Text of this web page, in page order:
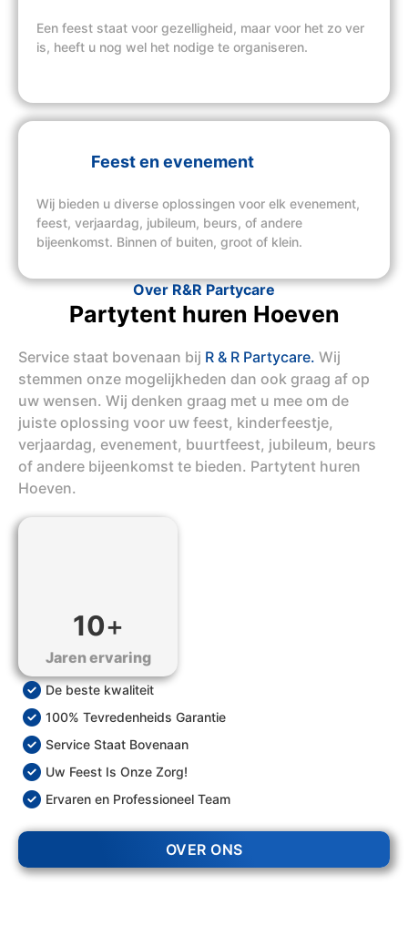
Een feest staat voor gezelligheid, maar voor het zo ver
is, heeft u nog wel het nodige te organiseren.
Feest en evenement
Wij bieden u diverse oplossingen voor elk evenement,
feest, verjaardag, jubileum, beurs, of andere
bijeenkomst. Binnen of buiten, groot of klein.
Over R&R Partycare
Partytent huren Hoeven
Service staat bovenaan bij R & R Partycare. Wij
stemmen onze mogelijkheden dan ook graag af op
uw wensen. Wij denken graag met u mee om de
juiste oplossing voor uw feest, kinderfeestje,
verjaardag, evenement, buurtfeest, jubileum, beurs
of andere bijeenkomst te bieden. Partytent huren
Hoeven.
10+
Jaren ervaring
De beste kwaliteit
100% Tevredenheids Garantie
Service Staat Bovenaan
Uw Feest Is Onze Zorg!
Ervaren en Professioneel Team
OVER ONS